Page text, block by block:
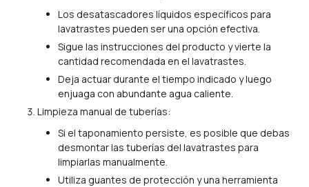
Los desatascadores líquidos específicos para
lavatrastes pueden ser una opción efectiva.
Sigue las instrucciones del producto y vierte la
cantidad recomendada en el lavatrastes.
Deja actuar durante el tiempo indicado y luego
enjuaga con abundante agua caliente.
Limpieza manual de tuberías:
Si el taponamiento persiste, es posible que debas
desmontar las tuberías del lavatrastes para
limpiarlas manualmente.
Utiliza guantes de protección y una herramienta